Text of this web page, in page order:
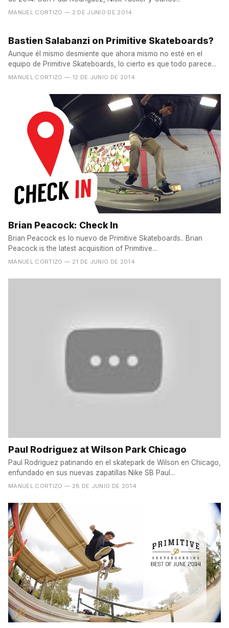
MANUEL CORTIZO — 2 DE JUNIO DE 2014
Bastien Salabanzi on Primitive Skateboards?
Aunque él mismo desmiente que ahora mismo no esté en el
equipo de Primitive Skateboards, lo cierto es que todo parece...
MANUEL CORTIZO — 12 DE JUNIO DE 2014
Brian Peacock: Check In
Brian Peacock es lo nuevo de Primitive Skateboards.. Brian
Peacock is the latest acquisition of Primitive...
MANUEL CORTIZO — 21 DE JUNIO DE 2014
Paul Rodriguez at Wilson Park Chicago
Paul Rodriguez patinando en el skatepark de Wilson en Chicago,
enfundado en sus nuevas zapatillas Nike SB Paul...
MANUEL CORTIZO — 28 DE JUNIO DE 2014